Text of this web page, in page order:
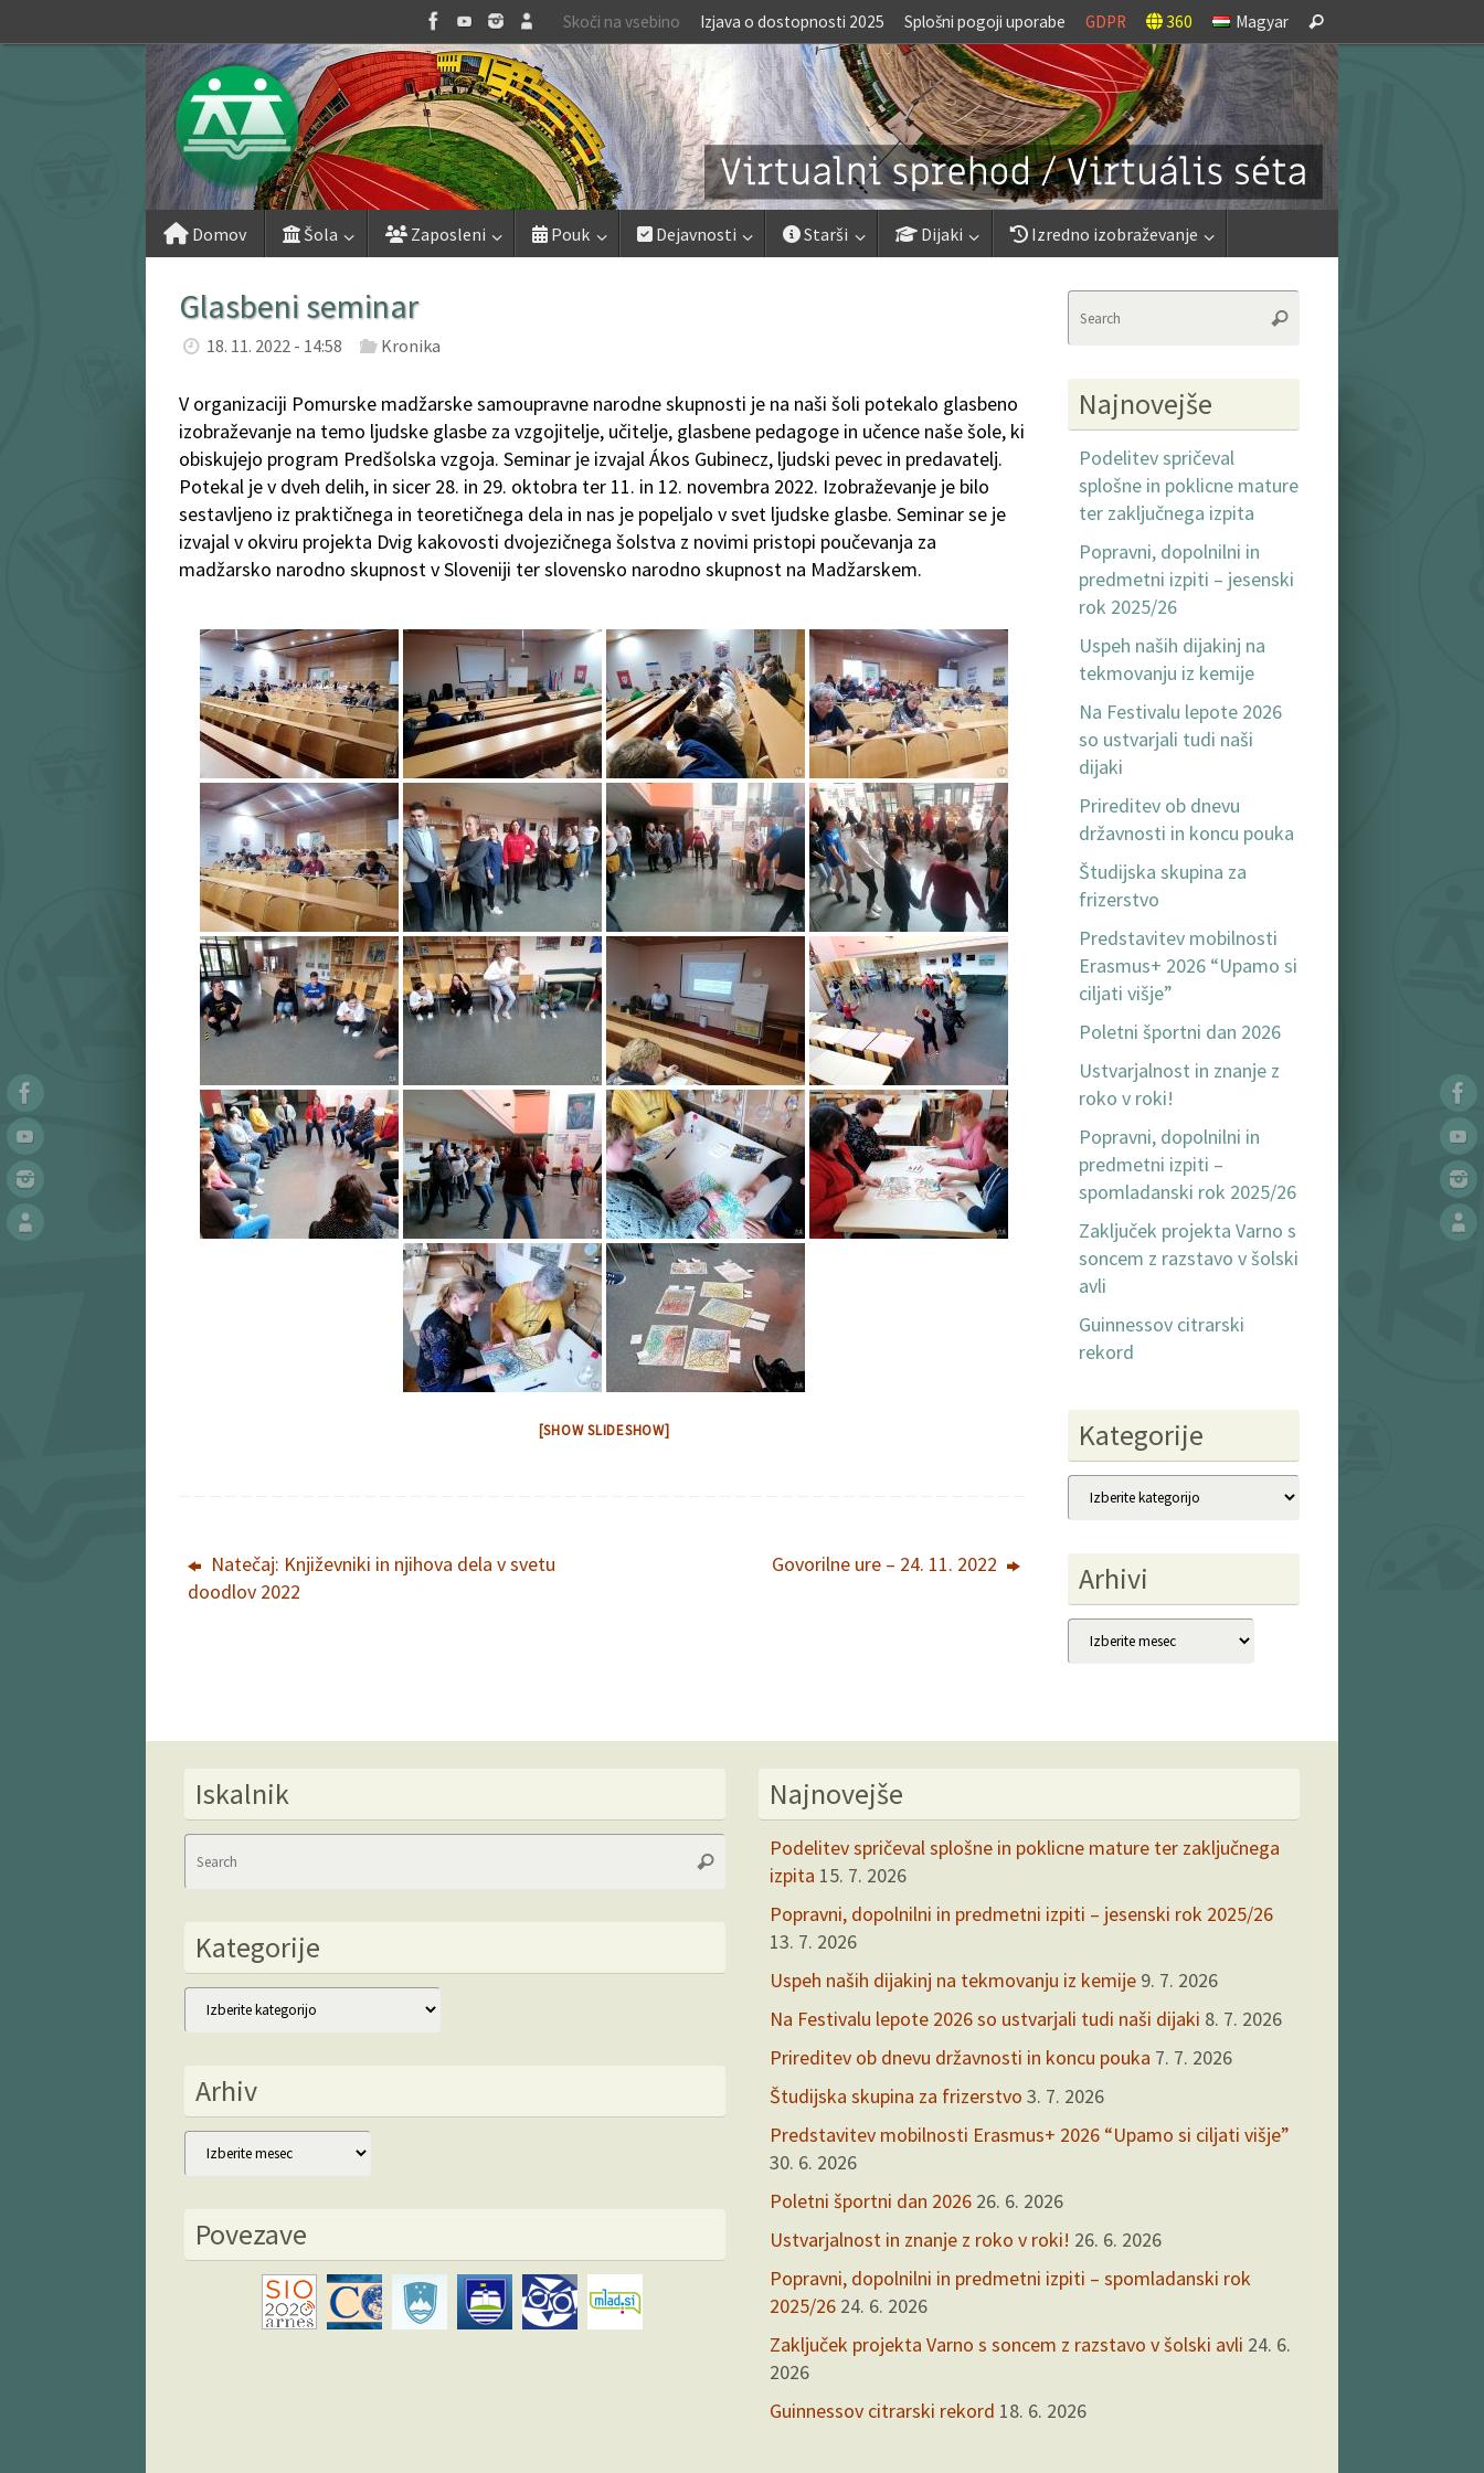
to
Skoči na vsebino Izjava o dostopnosti 2025 Splošni pogoji uporabe GDPR 360 Magyar
for:
Search
Skip
Domov Šola Zaposleni Pouk Dejavnosti Starši Dijaki Izredno izobraževanje
Glasbeni seminar
18. 11. 2022 - 14:58 Kronika
V organizaciji Pomurske madžarske samoupravne narodne skupnosti je na naši šoli potekalo glasbeno
izobraževanje na temo ljudske glasbe za vzgojitelje, učitelje, glasbene pedagoge in učence naše šole, ki
obiskujejo program Predšolska vzgoja. Seminar je izvajal Ákos Gubinecz, ljudski pevec in predavatelj.
Potekal je v dveh delih, in sicer 28. in 29. oktobra ter 11. in 12. novembra 2022. Izobraževanje je bilo
sestavljeno iz praktičnega in teoretičnega dela in nas je popeljalo v svet ljudske glasbe. Seminar se je
izvajal v okviru projekta Dvig kakovosti dvojezičnega šolstva z novimi pristopi poučevanja za
madžarsko narodno skupnost v Sloveniji ter slovensko narodno skupnost na Madžarskem.
[SHOW SLIDESHOW]
Natečaj: Književniki in njihova dela v svetu
doodlov 2022
Govorilne ure – 24. 11. 2022
Search
Najnovejše
Podelitev spričeval
splošne in poklicne mature
ter zaključnega izpita
Popravni, dopolnilni in
predmetni izpiti – jesenski
rok 2025/26
Uspeh naših dijakinj na
tekmovanju iz kemije
Na Festivalu lepote 2026
so ustvarjali tudi naši
dijaki
Prireditev ob dnevu
državnosti in koncu pouka
Študijska skupina za
frizerstvo
Predstavitev mobilnosti
Erasmus+ 2026 “Upamo si
ciljati višje”
Poletni športni dan 2026
Ustvarjalnost in znanje z
roko v roki!
Popravni, dopolnilni in
predmetni izpiti –
spomladanski rok 2025/26
Zaključek projekta Varno s
soncem z razstavo v šolski
avli
Guinnessov citrarski
rekord
Kategorije
Kategorije
Arhivi
Arhivi
Iskalnik
Search
Search
Kategorije
Kategorije
Arhiv
Arhiv
Povezave
Najnovejše
Podelitev spričeval splošne in poklicne mature ter zaključnega
izpita 15. 7. 2026
Popravni, dopolnilni in predmetni izpiti – jesenski rok 2025/26
13. 7. 2026
Uspeh naših dijakinj na tekmovanju iz kemije 9. 7. 2026
Na Festivalu lepote 2026 so ustvarjali tudi naši dijaki 8. 7. 2026
Prireditev ob dnevu državnosti in koncu pouka 7. 7. 2026
Študijska skupina za frizerstvo 3. 7. 2026
Predstavitev mobilnosti Erasmus+ 2026 “Upamo si ciljati višje”
30. 6. 2026
Poletni športni dan 2026 26. 6. 2026
Ustvarjalnost in znanje z roko v roki! 26. 6. 2026
Popravni, dopolnilni in predmetni izpiti – spomladanski rok
2025/26 24. 6. 2026
Zaključek projekta Varno s soncem z razstavo v šolski avli 24. 6.
2026
Guinnessov citrarski rekord 18. 6. 2026